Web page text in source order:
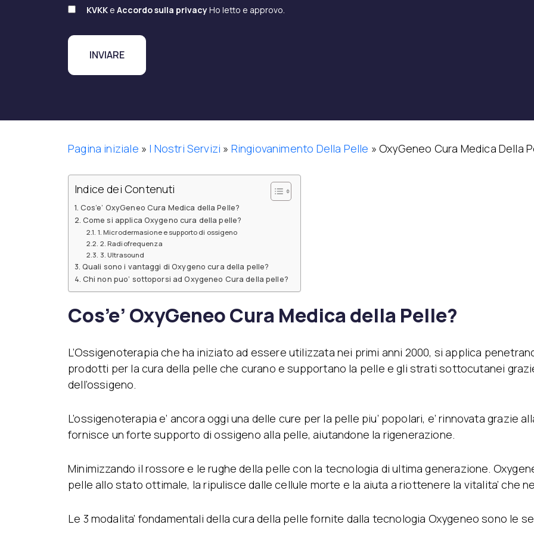
KVKK e Accordo sulla privacyHo letto e approvo.
Pagina iniziale » I Nostri Servizi » Ringiovanimento Della Pelle »OxyGeneo Cura Medica Della
Indice dei Contenuti
Cos’e’ OxyGeneo Cura Medica della Pelle?
Come si applica Oxygeno cura della pelle?
1. Microdermasione e supporto di ossigeno
2. Radiofrequenza
3. Ultrasound
Quali sono i vantaggi di Oxygeno cura della pelle?
Chi non puo’ sottoporsi ad Oxygeneo Cura della pelle?
Cos’e’ OxyGeneo Cura Medica della Pelle?
L’Ossigenoterapia che ha iniziato ad essere utilizzata nei primi anni 2000, si applica
prodotti per la cura della pelle che curano e supportano la pelle e gli strati sottocutanei
dell’ossigeno.
L’ossigenoterapia e’ ancora oggi una delle cure per la pelle piu’ popolari, e’ rinnovata grazie
fornisce un forte supporto di ossigeno alla pelle, aiutandone la rigenerazione.
Minimizzando il rossore e le rughe della pelle con la tecnologia di ultima generazione.
pelle allo stato ottimale, la ripulisce dalle cellule morte e la aiuta a riottenere la vitalita’ che
Le 3 modalita’ fondamentali della cura della pelle fornite dalla tecnologia Oxygeneo sono le